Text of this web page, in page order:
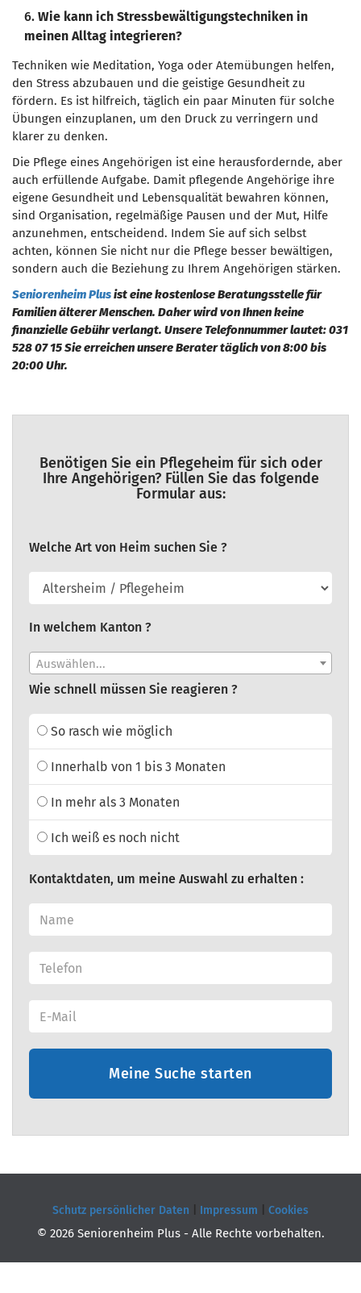
6. Wie kann ich Stressbewältigungstechniken in
meinen Alltag integrieren?
Techniken wie Meditation, Yoga oder Atemübungen helfen,
den Stress abzubauen und die geistige Gesundheit zu
fördern. Es ist hilfreich, täglich ein paar Minuten für solche
Übungen einzuplanen, um den Druck zu verringern und
klarer zu denken.
Die Pflege eines Angehörigen ist eine herausfordernde, aber
auch erfüllende Aufgabe. Damit pflegende Angehörige ihre
eigene Gesundheit und Lebensqualität bewahren können,
sind Organisation, regelmäßige Pausen und der Mut, Hilfe
anzunehmen, entscheidend. Indem Sie auf sich selbst
achten, können Sie nicht nur die Pflege besser bewältigen,
sondern auch die Beziehung zu Ihrem Angehörigen stärken.
Seniorenheim Plusist eine kostenlose Beratungsstelle für
Familien älterer Menschen. Daher wird von Ihnen keine
finanzielle Gebühr verlangt. Unsere Telefonnummer lautet: 031
528 07 15 Sie erreichen unsere Berater täglich von 8:00 bis
20:00 Uhr.
Benötigen Sie ein Pflegeheim für sich oder
Ihre Angehörigen? Füllen Sie das folgende
Formular aus:
Welche Art von Heim suchen Sie ?
In welchem Kanton ?
Auswählen...
Wie schnell müssen Sie reagieren ?
So rasch wie möglich
Innerhalb von 1 bis 3 Monaten
In mehr als 3 Monaten
Ich weiß es noch nicht
Kontaktdaten, um meine Auswahl zu erhalten :
Meine Suche starten
Schutz persönlicher Daten Impressum Cookies
© 2026 Seniorenheim Plus - Alle Rechte vorbehalten.